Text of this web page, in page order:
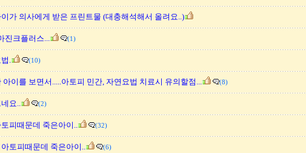
가 의사에게 받은 프린트물 (대충해석해서 올려요..)
진크플러스... (1)
. (10)
이를 보면서.....아토피 민간, 자연요법 치료시 유의할점... (8)
요.. (2)
피때문데 죽은아이.. (32)
토피때문데 죽은아이.. (6)